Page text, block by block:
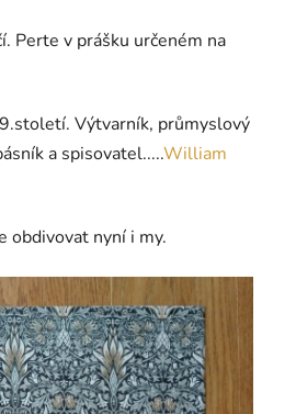
Perte v prášku určeném na
Výtvarník, průmyslový
a spisovatel.....William
obdivovat nyní i my.